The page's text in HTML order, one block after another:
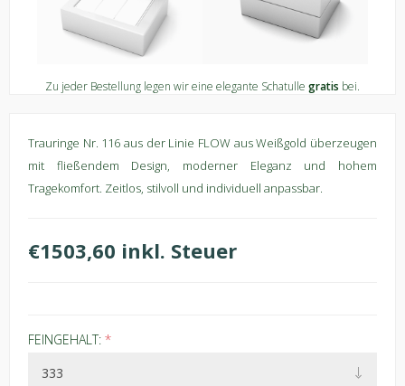
Zu jeder Bestellung legen wir eine elegante Schatulle gratis bei.
Trauringe Nr. 116 aus der Linie FLOW aus Weißgold überzeugen
mit fließendem Design, moderner Eleganz und hohem
Tragekomfort. Zeitlos, stilvoll und individuell anpassbar.
€1503,60 inkl. Steuer
FEINGEHALT: *